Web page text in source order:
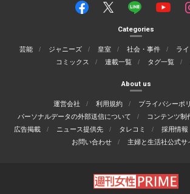
Categories
芸能 ジャニーズ 皇室 社会・事件 ラ
コミックス
連載一覧 タグ一覧
About us
運営会社 利用規約
プライバシーポ
パーソナルデータの外部送信について
コンテンツ制
広告掲載
ニュース提供先 タレコミ 採用情報
お問い合わせ
主婦と生活社公式サ